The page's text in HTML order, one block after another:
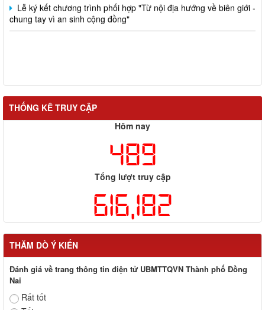
Lễ ký kết chương trình phối hợp "Từ nội địa hướng về biên giới -
chung tay vì an sinh cộng đồng"
THỐNG KÊ TRUY CẬP
Hôm nay
489
Tổng lượt truy cập
616,182
THĂM DÒ Ý KIẾN
Đánh giá về trang thông tin điện tử UBMTTQVN Thành phố Đồng
Nai
Rất tốt